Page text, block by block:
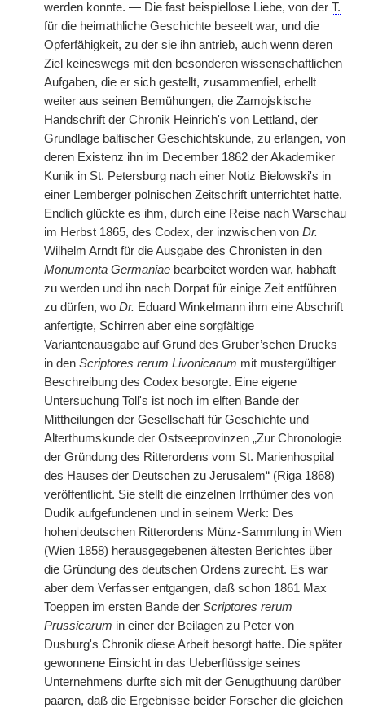
werden konnte. — Die fast beispiellose Liebe, von der T.
für die heimathliche Geschichte beseelt war, und die
Opferfähigkeit, zu der sie ihn antrieb, auch wenn deren
Ziel keineswegs mit den besonderen wissenschaftlichen
Aufgaben, die er sich gestellt, zusammenfiel, erhellt
weiter aus seinen Bemühungen, die Zamojskische
Handschrift der Chronik Heinrich's von Lettland, der
Grundlage baltischer Geschichtskunde, zu erlangen, von
deren Existenz ihn im December 1862 der Akademiker
Kunik in St. Petersburg nach einer Notiz Bielowski's in
einer Lemberger polnischen Zeitschrift unterrichtet hatte.
Endlich glückte es ihm, durch eine Reise nach Warschau
im Herbst 1865, des Codex, der inzwischen von Dr.
Wilhelm Arndt für die Ausgabe des Chronisten in den
Monumenta Germaniae bearbeitet worden war, habhaft
zu werden und ihn nach Dorpat für einige Zeit entführen
zu dürfen, wo Dr. Eduard Winkelmann ihm eine Abschrift
anfertigte, Schirren aber eine sorgfältige
Variantenausgabe auf Grund des Gruber’schen Drucks
in den Scriptores rerum Livonicarum mit mustergültiger
Beschreibung des Codex besorgte. Eine eigene
Untersuchung Toll's ist noch im elften Bande der
Mittheilungen der Gesellschaft für Geschichte und
Alterthumskunde der Ostseeprovinzen „Zur Chronologie
der Gründung des Ritterordens vom St. Marienhospital
des Hauses der Deutschen zu Jerusalem“ (Riga 1868)
veröffentlicht. Sie stellt die einzelnen Irrthümer des von
Dudik aufgefundenen und in seinem Werk: Des
hohen deutschen Ritterordens Münz-Sammlung in Wien
(Wien 1858) herausgegebenen ältesten Berichtes über
die Gründung des deutschen Ordens zurecht. Es war
aber dem Verfasser entgangen, daß schon 1861 Max
Toeppen im ersten Bande der Scriptores rerum
Prussicarum in einer der Beilagen zu Peter von
Dusburg's Chronik diese Arbeit besorgt hatte. Die später
gewonnene Einsicht in das Ueberflüssige seines
Unternehmens durfte sich mit der Genugthuung darüber
paaren, daß die Ergebnisse beider Forscher die gleichen